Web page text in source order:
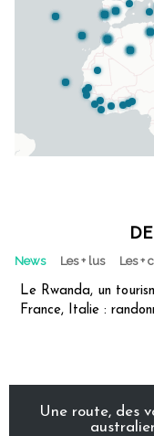
News Les + lus Les +
Le Rwanda, un
France, Italie :
Une route, des